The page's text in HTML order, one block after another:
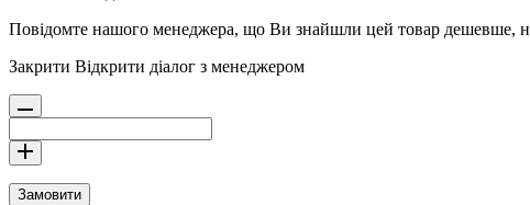
Повідомте нашого менеджера, що Ви знайшли цей товар
Закрити Відкрити діалог з менеджером
Замовити